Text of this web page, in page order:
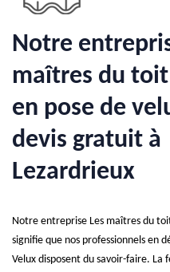
Notre
maîtres du
en pose de
devis gratuit à
Lezardrieux
Notre entreprise Les maîtres du
signifie que nos professionnels en
Velux disposent du savoir-faire. La